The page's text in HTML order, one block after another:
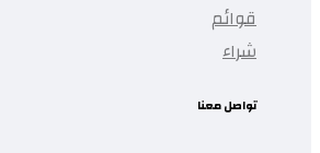
قوائم
شراء
تواصل معنا